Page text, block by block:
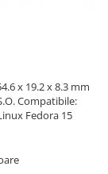
x 19.2 x 8.3 mm
Compatibile:
Fedora 15